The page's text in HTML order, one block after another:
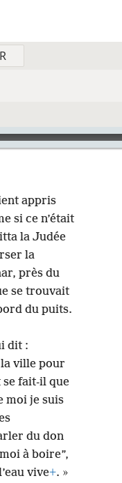
appris
si ce n’était
la Judée
la
près du
se trouvait
du puits.
dit :
ville pour
se fait-il que
moi je suis
du don
à boire”,
vive+. »